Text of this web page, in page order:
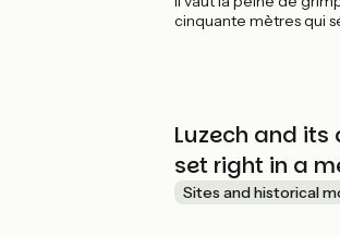
cinquante mètres qui
vignoble. Le port
navigation ancienne est
fréquenté par quelques
plaisance et gabarres
Luzech and its
set right in a
Sites and historical